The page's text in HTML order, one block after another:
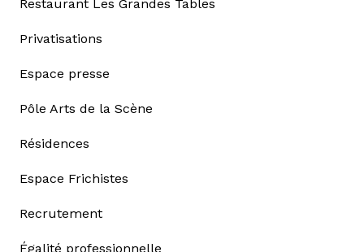
Restaurant Les Grandes Tables
Privatisations
Espace presse
Pôle Arts de la Scène
Résidences
Espace Frichistes
Recrutement
Égalité professionnelle